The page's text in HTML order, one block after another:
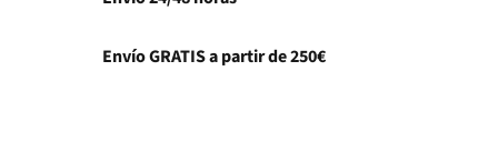
Envío GRATIS a partir de 250€